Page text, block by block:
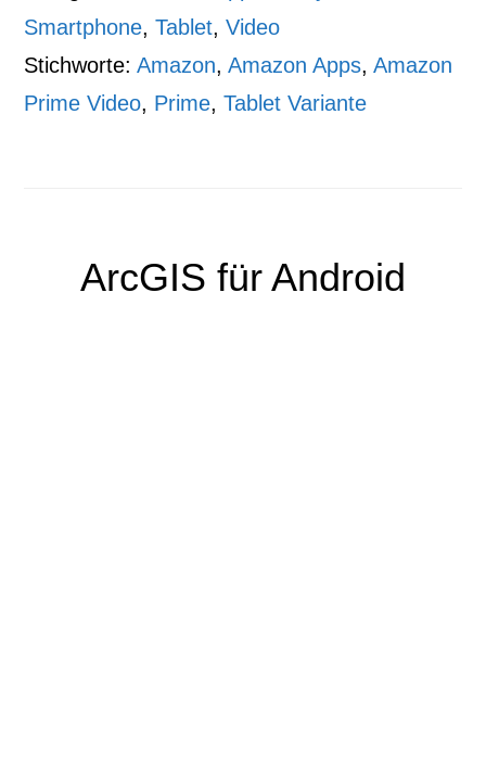
Smartphone,Tablet,Video
Stichworte:Amazon,Amazon Apps,Amazon
Prime Video, Prime,Tablet Variante
ArcGIS für Android